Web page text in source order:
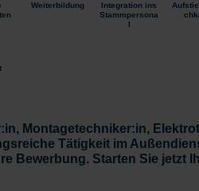
Weiterbildung
Integration ins
Stammpersona
l
Montagetechniker:in,
Tätigkeit im
Bewerbung. Starten Sie jetzt